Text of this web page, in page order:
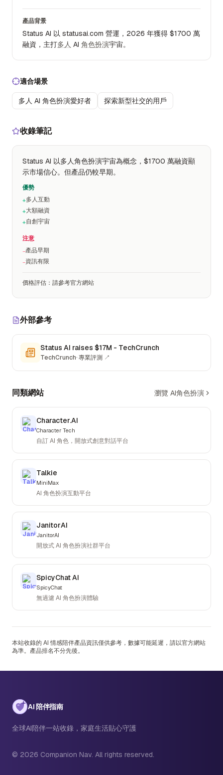
產品背景
Status AI 以 statusai.com 營運，2026 年獲得 $1700 萬
融資，主打多人 AI 角色扮演宇宙。
適合場景
多人 AI 角色扮演愛好者 探索新型社交的用戶
收錄筆記
Status AI 以多人角色扮演宇宙為概念，$1700 萬融資顯
示市場信心。但產品仍較早期。
優勢
+多人互動
+大額融資
+自創宇宙
注意
−產品早期
−資訊有限
價格評估 ： 請參考官方網站
外部參考
Status AI raises $17M - TechCrunch
TechCrunch·專業評測 ↗
同類網站 瀏覽 AI角色扮演
Character.AI
Character Tech
自訂 AI 角色，開放式創意對話平台
Talkie
MiniMax
AI 角色扮演互動平台
JanitorAI
JanitorAI
開放式 AI 角色扮演社群平台
SpicyChat AI
SpicyChat
無過濾 AI 角色扮演體驗
本站收錄的 AI 情感陪伴產品資訊僅供參考，數據可能延遲，請以官方網站
為準。產品排名不分先後。
AI 陪伴指南
全球AI陪伴一站收錄，家庭生活貼心守護
© 2026 Companion Nav. All rights reserved.